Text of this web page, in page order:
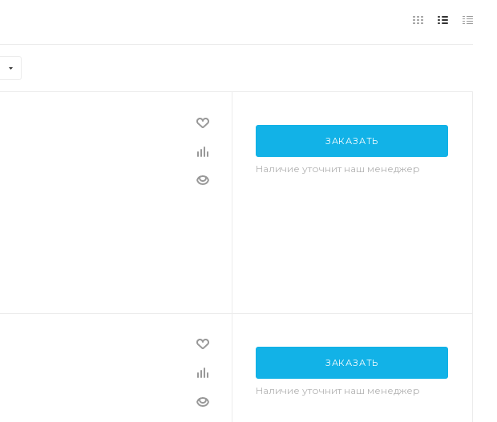
ЗАКАЗАТЬ
Наличие уточнит наш менеджер
ЗАКАЗАТЬ
Наличие уточнит наш менеджер